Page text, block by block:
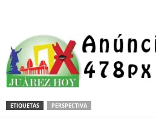
ETIQUETAS PERSPECTIVA